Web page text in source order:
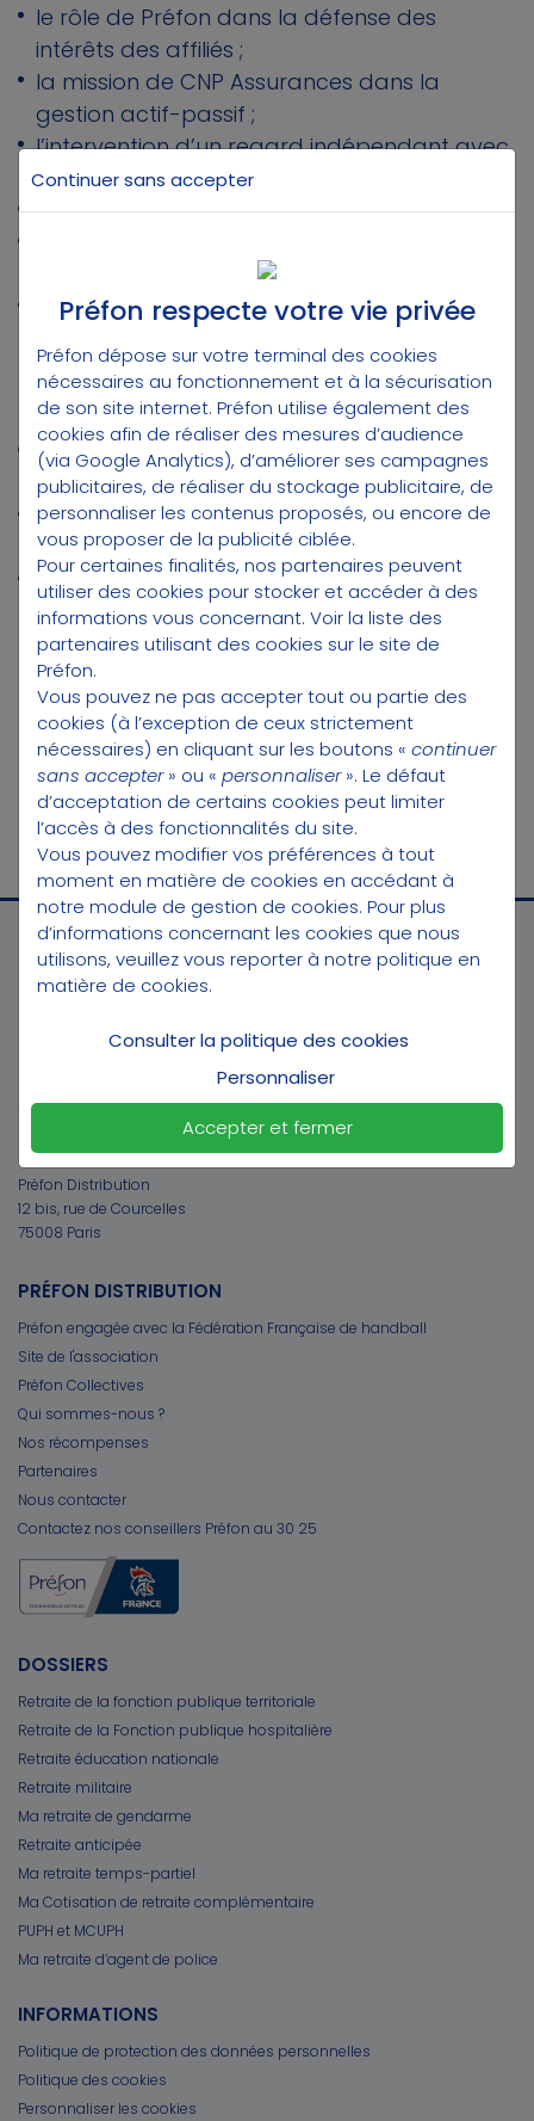
le rôle de Préfon dans la défense des
intérêts des affiliés ;
la mission de CNP Assurances dans la
gestion actif-passif ;
l’intervention d’un regard indépendant avec
Prim’act ;
le fonctionnement du taux de couverture ;
la place de l’investissement responsable
Avec :
Christian Carrega, directeur général de
Préfon
Sophie Juillard, gestionnaire Actif-Passif chez
CNP Assurances
Guillaume Leroy, actuaire conseil chez
Prim’act
Une émission utile pour mieux comprendre le
fonctionnement du PER Préfon-Retraite, la
manière dont l’épargne est investie, et les
mécanismes qui contribuent à la solidité du
régime sur le long terme.
Téléphone :
(*appel gratuit du lundi au vendredi de 9h à 18h)
Préfon Distribution
12 bis, rue de Courcelles
75008 Paris
PRÉFON DISTRIBUTION
Préfon engagée avec la Fédération Française de handball
Site de l'association
Préfon Collectives
Qui sommes-nous ?
Nos récompenses
Partenaires
Nous contacter
Contactez nos conseillers Préfon au 30 25
DOSSIERS
Retraite de la fonction publique territoriale
Retraite de la Fonction publique hospitalière
Retraite éducation nationale
Retraite militaire
Ma retraite de gendarme
Retraite anticipée
Ma retraite temps-partiel
Ma Cotisation de retraite complémentaire
PUPH et MCUPH
Ma retraite d’agent de police
INFORMATIONS
Politique de protection des données personnelles
Politique des cookies
Personnaliser les cookies
Continuer sans accepter
Préfon respecte votre vie privée
Préfon dépose sur votre terminal des cookies
nécessaires au fonctionnement et à la sécurisation
de son site internet. Préfon utilise également des
cookies afin de réaliser des mesures d’audience
(via Google Analytics), d’améliorer ses campagnes
publicitaires, de réaliser du stockage publicitaire, de
personnaliser les contenus proposés, ou encore de
vous proposer de la publicité ciblée.
Pour certaines finalités, nos partenaires peuvent
utiliser des cookies pour stocker et accéder à des
informations vous concernant. Voir la liste des
partenaires utilisant des cookies sur le site de
Préfon.
Vous pouvez ne pas accepter tout ou partie des
cookies (à l’exception de ceux strictement
nécessaires) en cliquant sur les boutons « continuer
sans accepter» ou « personnaliser». Le défaut
d’acceptation de certains cookies peut limiter
l’accès à des fonctionnalités du site.
Vous pouvez modifier vos préférences à tout
moment en matière de cookies en accédant à
notre module de gestion de cookies. Pour plus
d’informations concernant les cookies que nous
utilisons, veuillez vous reporter à notre politique en
matière de cookies.
Consulter la politique des cookies
Personnaliser
Accepter et fermer